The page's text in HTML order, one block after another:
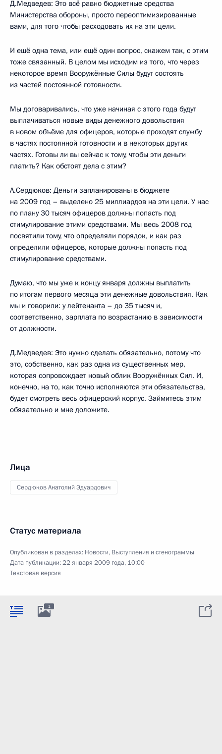
Д.Медведев: Это всё равно бюджетные средства
Министерства обороны, просто переоптимизированные
вами, для того чтобы расходовать их на эти цели.
И ещё одна тема, или ещё один вопрос, скажем так, с этим
тоже связанный. В целом мы исходим из того, что через
некоторое время Вооружённые Силы будут состоять
из частей постоянной готовности.
Мы договаривались, что уже начиная с этого года будут
выплачиваться новые виды денежного довольствия
в новом объёме для офицеров, которые проходят службу
в частях постоянной готовности и в некоторых других
частях. Готовы ли вы сейчас к тому, чтобы эти деньги
платить? Как обстоят дела с этим?
А.Сердюков: Деньги запланированы в бюджете
на 2009 год – выделено 25 миллиардов на эти цели. У нас
по плану 30 тысяч офицеров должны попасть под
стимулирование этими средствами. Мы весь 2008 год
посвятили тому, что определяли порядок, и как раз
определили офицеров, которые должны попасть под
стимулирование средствами.
Думаю, что мы уже к концу января должны выплатить
по итогам первого месяца эти денежные довольствия. Как
мы и говорили: у лейтенанта – до 35 тысяч и,
соответственно, зарплата по возрастанию в зависимости
от должности.
Д.Медведев: Это нужно сделать обязательно, потому что
это, собственно, как раз одна из существенных мер,
которая сопровождает новый облик Вооружённых Сил. И,
конечно, на то, как точно исполняются эти обязательства,
будет смотреть весь офицерский корпус. Займитесь этим
обязательно и мне доложите.
Лица
Сердюков Анатолий Эдуардович
Статус материала
Опубликован в разделах: Новости, Выступления и стенограммы
Дата публикации:22 января 2009 года, 10:00
Текстовая версия
1